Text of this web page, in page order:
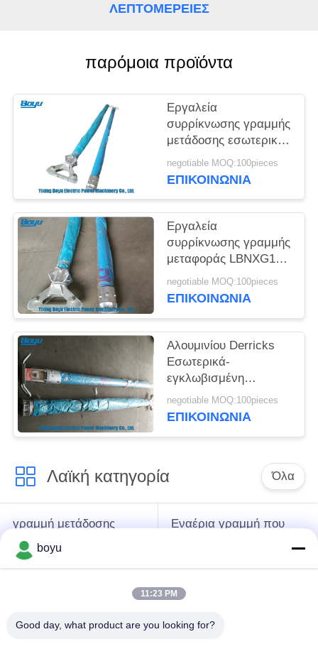
POLICY
ΛΕΠΤΟΜΈΡΕΙΕΣ
παρόμοια προϊόντα
Εργαλεία
συρρίκνωσης γραμμής
μετάδοσης εσωτερικά
αιωρούμενα
σωληνωτά τζιν-πόλ
negotiable MOQ:100pieces
ΕΠΙΚΟΙΝΩΝΊΑ
Εργαλεία
συρρίκνωσης γραμμής
μεταφοράς LBNXG150
Γινπόλ Ντερίκς 10-
15kN Βόρειο φορτίο
negotiable MOQ:100pieces
ΕΠΙΚΟΙΝΩΝΊΑ
Αλουμινίου Derricks
Εσωτερικά-
εγκλωβισμένη
σωληνωτή τζιν πόλος
συντελεστής
negotiable MOQ:100pieces
ΕΠΙΚΟΙΝΩΝΊΑ
Λαϊκή κατηγορία Όλα
γραμμή μετάδοσης
που δένει με σπάγγο
τον εξοπλισμό
Εναέρια γραμμή που
εξοπλισμό
συστροφής
boyu
11:23 PM
Good day, what product are you looking for?